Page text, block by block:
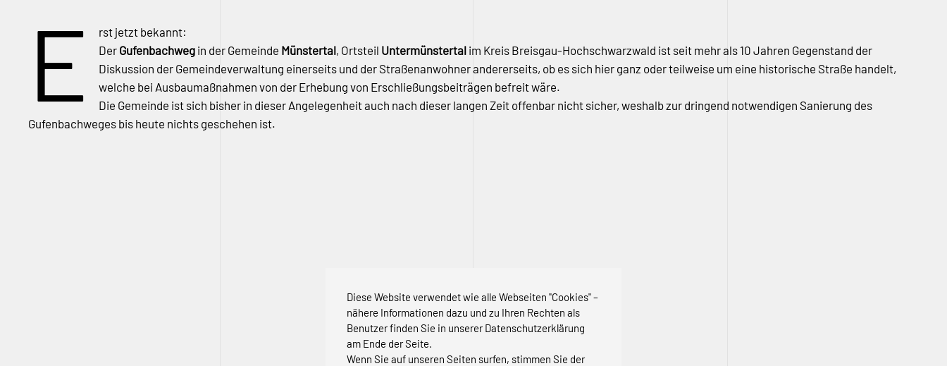
Diese Website verwendet wie alle Webseiten "Cookies" –
nähere Informationen dazu und zu Ihren Rechten als
Benutzer finden Sie in unserer Datenschutzerklärung
am Ende der Seite.
Wenn Sie auf unseren Seiten surfen, stimmen Sie der
E
rst jetzt bekannt:
Der Gufenbachweg in der Gemeinde Münstertal, Ortsteil Untermünstertal im Kreis Breisgau-Hochschwarzwald ist seit mehr als 10 Jahren Gegenstand der
Diskussion der Gemeindeverwaltung einerseits und der Straßenanwohner andererseits, ob es sich hier ganz oder teilweise um eine historische Straße handelt,
welche bei Ausbaumaßnahmen von der Erhebung von Erschließungsbeiträgen befreit wäre.
Die Gemeinde ist sich bisher in dieser Angelegenheit auch nach dieser langen Zeit offenbar nicht sicher, weshalb zur dringend notwendigen Sanierung des
Gufenbachweges bis heute nichts geschehen ist.